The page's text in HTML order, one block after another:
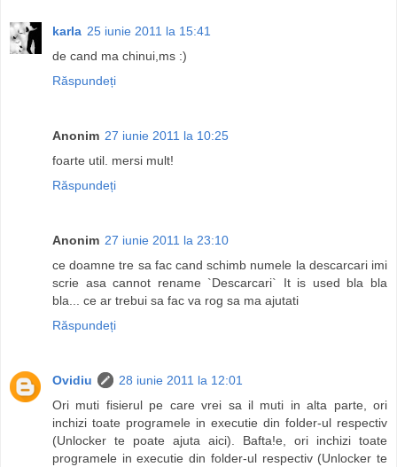
karla 25 iunie 2011 la 15:41
de cand ma chinui,ms :)
Răspundeți
Anonim 27 iunie 2011 la 10:25
foarte util. mersi mult!
Răspundeți
Anonim 27 iunie 2011 la 23:10
ce doamne tre sa fac cand schimb numele la descarcari imi
scrie asa cannot rename `Descarcari` It is used bla bla
bla... ce ar trebui sa fac va rog sa ma ajutati
Răspundeți
Ovidiu
28 iunie 2011 la 12:01
Ori muti fisierul pe care vrei sa il muti in alta parte, ori
inchizi toate programele in executie din folder-ul respectiv
(Unlocker te poate ajuta aici). Bafta!e, ori inchizi toate
programele in executie din folder-ul respectiv (Unlocker te